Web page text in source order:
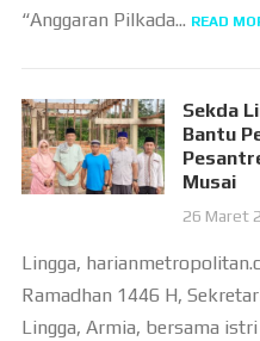
“Anggaran Pilkada... READ
Sekda
Bantu
Musai
26 Maret
Lingga,
Ramadhan 1446 H,
Lingga, Armia, bersama